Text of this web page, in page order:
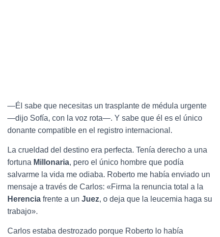
—Él sabe que necesitas un trasplante de médula urgente
—dijo Sofía, con la voz rota—. Y sabe que él es el único
donante compatible en el registro internacional.
La crueldad del destino era perfecta. Tenía derecho a una
fortuna Millonaria, pero el único hombre que podía
salvarme la vida me odiaba. Roberto me había enviado un
mensaje a través de Carlos: «Firma la renuncia total a la
Herencia frente a un Juez, o deja que la leucemia haga su
trabajo».
Carlos estaba destrozado porque Roberto lo había